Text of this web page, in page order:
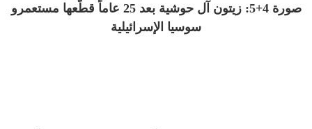
صورة 4+5: زيتون آل حوشية بعد 25 عاماً قطّعها مستعمرو
سوسيا الإسرائيلية